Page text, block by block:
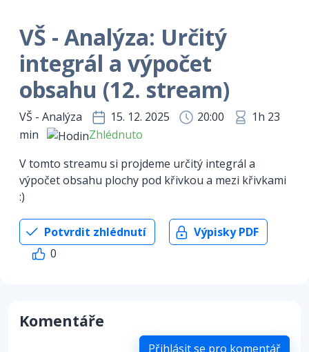
VŠ - Analýza: Určitý
integrál a výpočet
obsahu (12. stream)
VŠ - Analýza 15. 12. 2025 20:00
1h 23
min
Zhlédnuto
V tomto streamu si projdeme určitý integrál a
výpočet obsahu plochy pod křivkou a mezi křivkami
:)
Potvrdit zhlédnutí
Výpisky PDF
0
Komentáře
Přihlásit se pro komentář